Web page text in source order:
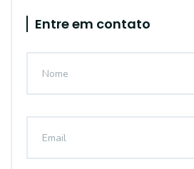
Entre em contato